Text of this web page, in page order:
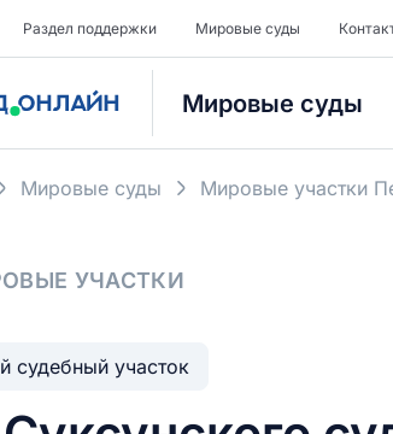
Раздел поддержки Мировые суды
Мировые суды
Мировые суды Мировые участки
УЧАСТКИ
судебный участок